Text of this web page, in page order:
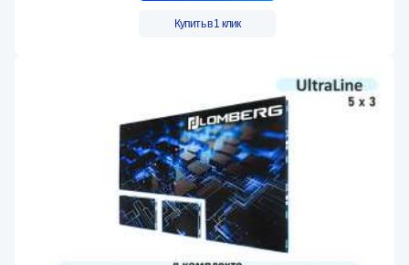
Купить в 1 клик